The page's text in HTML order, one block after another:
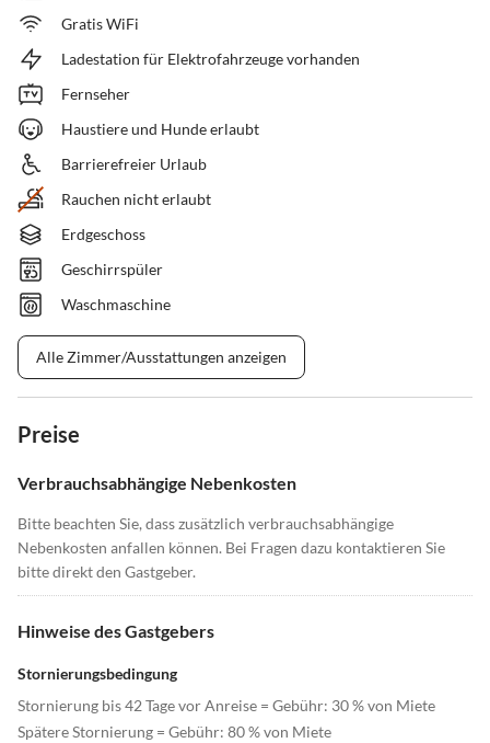
Gratis WiFi
Ladestation für Elektrofahrzeuge vorhanden
Fernseher
Haustiere und Hunde erlaubt
Barrierefreier Urlaub
Rauchen nicht erlaubt
Erdgeschoss
Geschirrspüler
Waschmaschine
Alle Zimmer/Ausstattungen anzeigen
Preise
Verbrauchsabhängige Nebenkosten
Bitte beachten Sie, dass zusätzlich verbrauchsabhängige
Nebenkosten anfallen können. Bei Fragen dazu kontaktieren Sie
bitte direkt den Gastgeber.
Hinweise des Gastgebers
Stornierungsbedingung
Stornierung bis 42 Tage vor Anreise = Gebühr: 30 % von Miete
Spätere Stornierung = Gebühr: 80 % von Miete